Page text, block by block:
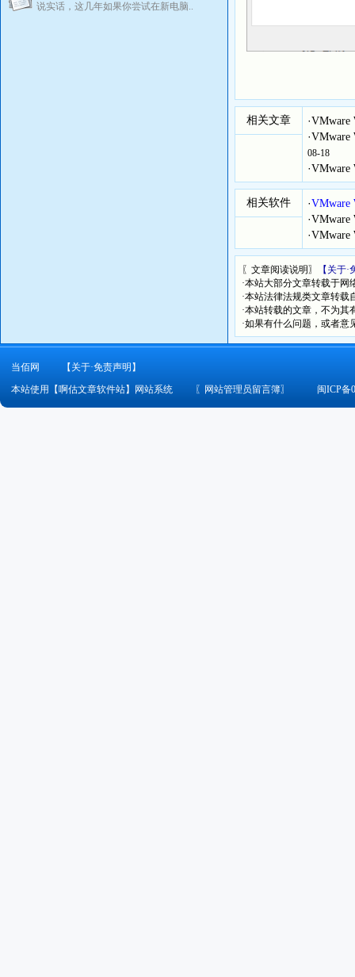
说实话，这几年如果你尝试在新电脑..
相关文章 ·VMware
·VMware
08-18
·VMware
相关软件 ·VMware
·VMware
·VMware
〖文章阅读说明〗
【关于
·本站大部分文章转载于
·本站法律法规类文章转
·本站转载的文章，不为
·如果有什么问题，或者意
当佰网
【关于·免责声明】
本站使用【啊估文章软件站】网站系统
〖 网站管理员留言簿〗 闽ICP备